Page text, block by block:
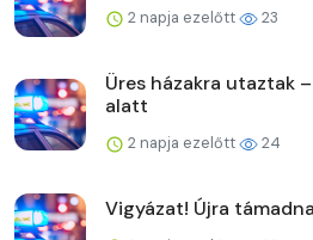
2 napja ezelőtt 23
Üres házakra utaztak
alatt
2 napja ezelőtt 24
Vigyázat! Újra